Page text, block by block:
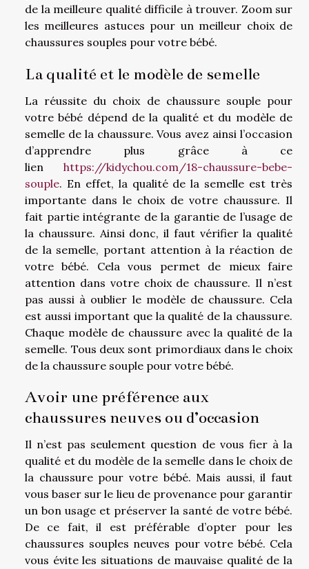
de la meilleure qualité difficile à trouver. Zoom sur
les meilleures astuces pour un meilleur choix de
chaussures souples pour votre bébé.
La qualité et le modèle de semelle
La réussite du choix de chaussure souple pour
votre bébé dépend de la qualité et du modèle de
semelle de la chaussure. Vous avez ainsi l’occasion
d’apprendre plus grâce à ce
lien https://kidychou.com/18-chaussure-bebe-
souple. En effet, la qualité de la semelle est très
importante dans le choix de votre chaussure. Il
fait partie intégrante de la garantie de l’usage de
la chaussure. Ainsi donc, il faut vérifier la qualité
de la semelle, portant attention à la réaction de
votre bébé. Cela vous permet de mieux faire
attention dans votre choix de chaussure. Il n’est
pas aussi à oublier le modèle de chaussure. Cela
est aussi important que la qualité de la chaussure.
Chaque modèle de chaussure avec la qualité de la
semelle. Tous deux sont primordiaux dans le choix
de la chaussure souple pour votre bébé.
Avoir une préférence aux
chaussures neuves ou d’occasion
Il n’est pas seulement question de vous fier à la
qualité et du modèle de la semelle dans le choix de
la chaussure pour votre bébé. Mais aussi, il faut
vous baser sur le lieu de provenance pour garantir
un bon usage et préserver la santé de votre bébé.
De ce fait, il est préférable d’opter pour les
chaussures souples neuves pour votre bébé. Cela
vous évite les situations de mauvaise qualité de la